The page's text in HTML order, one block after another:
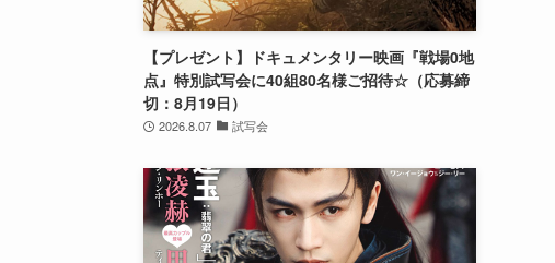
【プレゼント】ドキュメンタリー映画『戦場0地
点』特別試写会に40組80名様ご招待☆（応募締
切：8月19日）
2026.8.07 試写会